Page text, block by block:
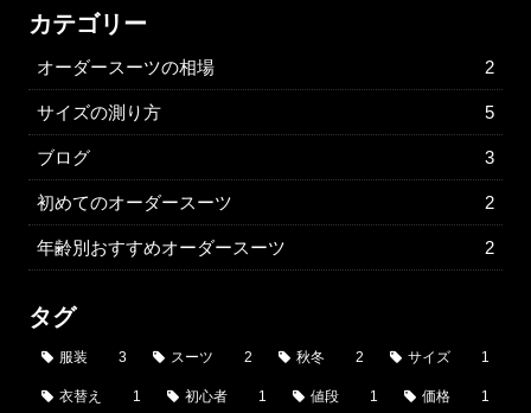
カテゴリー
オーダースーツの相場 2
サイズの測り方 5
ブログ 3
初めてのオーダースーツ 2
年齢別おすすめオーダースーツ 2
タグ
服装 3 スーツ 2 秋冬 2 サイズ 1
衣替え 1 初心者 1 値段 1 価格 1